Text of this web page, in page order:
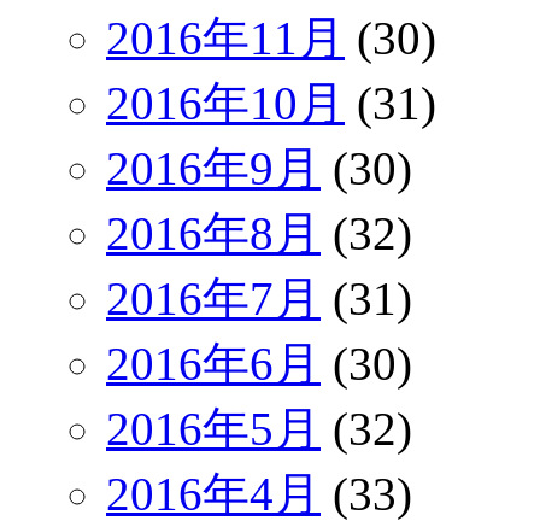
2016年11月 (30)
2016年10月 (31)
2016年9月 (30)
2016年8月 (32)
2016年7月 (31)
2016年6月 (30)
2016年5月 (32)
2016年4月 (33)